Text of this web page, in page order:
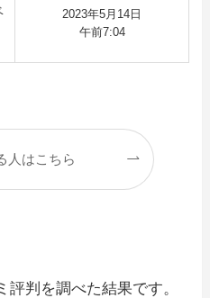
2023年5月14日
午前7:04
人はこちら
評判を調べた結果です。